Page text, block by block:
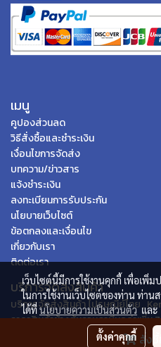
สั่ง
เมนู
คูปองส่วนลด
วิธีสั่งซื้อและชำระเงิน
เงื่อนไขการจัดส่ง
บทความ/ข่าวสาร
แจ้งชำระเงิน
ลงทะเบียนการรับประกัน
นโยบายเว็บไซต์
ข้อตกลงและเงื่อนไข
เกี่ยวกับเรา
ติดต่อเรา
บริการจัดส่งสินค้า
บริการจัดส่งสินค้า ไปรษณีย์ไทย ,
ราคาสินค้าข้างต้นรวมภาษีมูลค่าเพิ่ม
เว็บไซต์นี้มีการใช้งานคุกกี้ เพื่อเ
ในการใช้งานเว็บไซต์ของท่าน ท่าน
ได้ที่นโยบายความเป็นส่วนตัวและ
ตั้งค่าคุกกี้